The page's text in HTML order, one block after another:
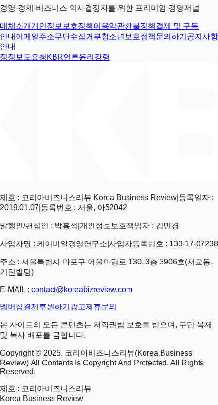
경영·경제·비즈니스 의사결정자를 위한 프리미엄 경영저널
매체소개개인정보보호정책이용약관환불정책결제 및 구독
안내 이메일주소무단수집거부청소년보호정책문의하기 공지사항
안내
정정보도요청 KBR언론윤리강령
제호 : 코리아비즈니스리뷰 Korea Business Review 등록일자 :
2019.01.07 등록번호 : 서울, 아52042
발행인/편집인 : 박홍석 개인정보보호책임자 : 김민경
사업자명 : 케이비알경영연구소 사업자등록번호 : 133-17-07238
주소 : 서울특별시 마포구 어울마당로 130, 3층 3906호(서교동,
기린빌딩)
E-MAIL : contact@koreabizreview.com
멤버십결제 후원하기 광고제휴문의
본 사이트의 모든 콘텐츠는 저작권법 보호를 받으며, 무단 복제
및 복사 배포를 금합니다.
Copyright © 2025. 코리아비즈니스리뷰(Korea Business
Review) All Contents Is Copyright And Protected. All Rights
Reserved.
제호 : 코리아비즈니스리뷰
Korea Business Review